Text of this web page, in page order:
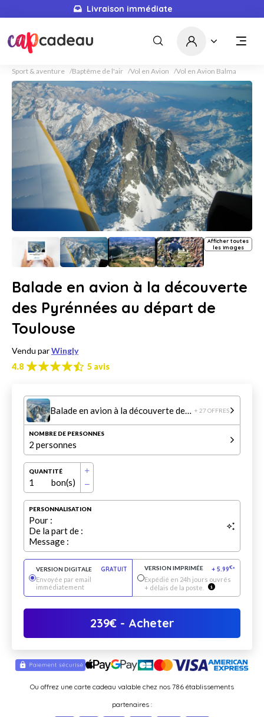
Livraison immédiate
Sport & aventure Baptême de l'air Vol en Avion Vol en Avion Balma
Afficher toutes
les images
Balade en avion à la découverte
des Pyrénnées au départ de
Toulouse
Vendu parWingly
4.8
5 avis
Balade en avion à la découverte des Pyrénnées au départ de Toulouse + 27 OFFRES
NOMBRE DE PERSONNES
2 personnes
QUANTITÉ
1 bon(s)
PERSONNALISATION
Pour :
De la part de :
Message :
VERSION DIGITALE
GRATUIT
Envoyée par email
immédiatement
VERSION IMPRIMÉE + 5.99€*
Expédié en 24h jours ouvrés
+ délais de la poste.
239€- Acheter
Ou offrez une carte cadeau valable chez nos 786 établissements
partenaires :